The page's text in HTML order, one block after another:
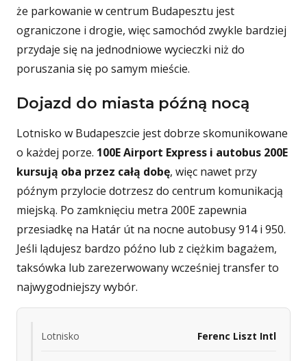
że parkowanie w centrum Budapesztu jest
ograniczone i drogie, więc samochód zwykle bardziej
przydaje się na jednodniowe wycieczki niż do
poruszania się po samym mieście.
Dojazd do miasta późną nocą
Lotnisko w Budapeszcie jest dobrze skomunikowane
o każdej porze. 100E Airport Express i autobus 200E
kursują oba przez całą dobę, więc nawet przy
późnym przylocie dotrzesz do centrum komunikacją
miejską. Po zamknięciu metra 200E zapewnia
przesiadkę na Határ út na nocne autobusy 914 i 950.
Jeśli lądujesz bardzo późno lub z ciężkim bagażem,
taksówka lub zarezerwowany wcześniej transfer to
najwygodniejszy wybór.
Lotnisko Ferenc Liszt Intl